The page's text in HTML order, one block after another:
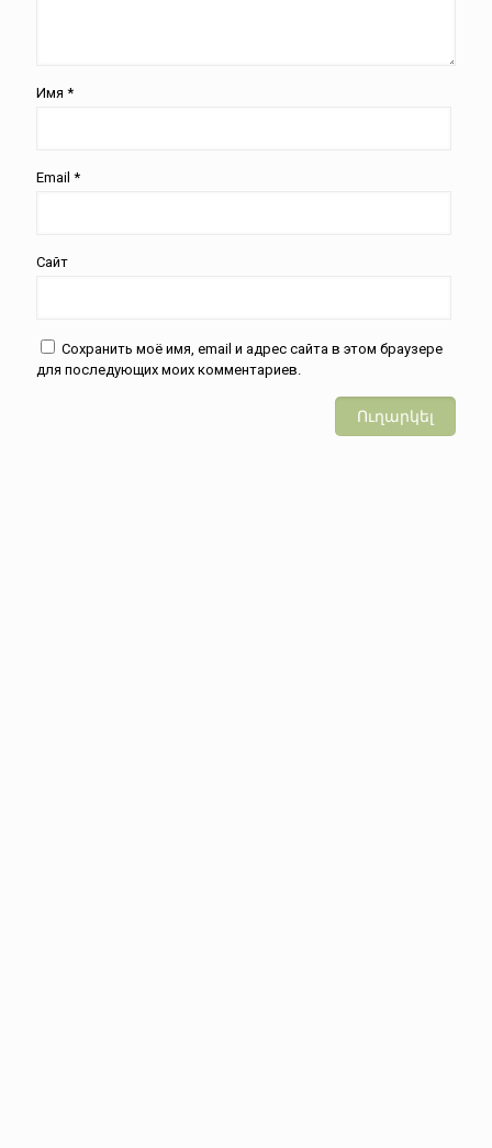
Имя *
Email *
Сайт
Сохранить моё имя, email и адрес сайта в этом браузере
для последующих моих комментариев.